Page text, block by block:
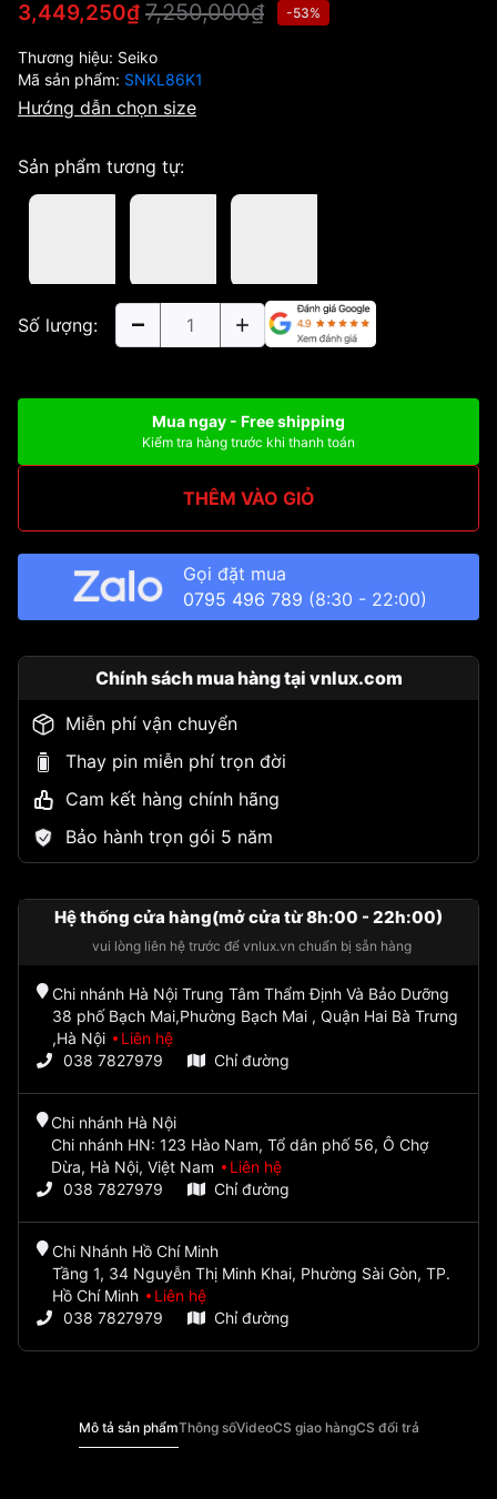
3,449,250₫ 7,250,000₫ -53%
Thương hiệu: Seiko
Mã sản phẩm: SNKL86K1
Hướng dẫn chọn size
Sản phẩm tương tự:
Số lượng:
Mua ngay - Free shipping
Kiểm tra hàng trước khi thanh toán
THÊM VÀO GIỎ
Gọi đặt mua
0795 496 789 (8:30 - 22:00)
Chính sách mua hàng tại vnlux.com
Miễn phí vận chuyển
Thay pin miễn phí trọn đời
Cam kết hàng chính hãng
Bảo hành trọn gói 5 năm
Hệ thống cửa hàng(mở cửa từ 8h:00 - 22h:00)
vui lòng liên hệ trước để vnlux.vn chuẩn bị sẵn hàng
Chi nhánh Hà Nội Trung Tâm Thẩm Định Và Bảo Dưỡng
38 phố Bạch Mai,Phường Bạch Mai , Quận Hai Bà Trưng
,Hà Nội
Liên hệ
038 7827979
Chỉ đường
Chi nhánh Hà Nội
Chi nhánh HN: 123 Hào Nam, Tổ dân phố 56, Ô Chợ
Dừa, Hà Nội, Việt Nam
Liên hệ
038 7827979
Chỉ đường
Chi Nhánh Hồ Chí Minh
Tầng 1, 34 Nguyễn Thị Minh Khai, Phường Sài Gòn, TP.
Hồ Chí Minh
Liên hệ
038 7827979
Chỉ đường
Mô tả sản phẩmThông sốVideoCS giao hàngCS đổi trả